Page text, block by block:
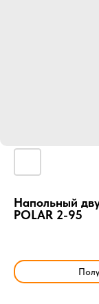
Напольный
POLAR 2-95